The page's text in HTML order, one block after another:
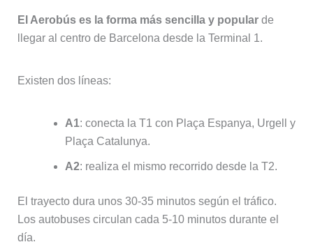
El Aerobús es la forma más sencilla y popularde
llegar al centro de Barcelona desde la Terminal 1.
Existen dos líneas:
A1: conecta la T1 con Plaça Espanya, Urgell y
Plaça Catalunya.
A2: realiza el mismo recorrido desde la T2.
El trayecto dura unos 30‑35 minutos según el tráfico.
Los autobuses circulan cada 5‑10 minutos durante el
día.